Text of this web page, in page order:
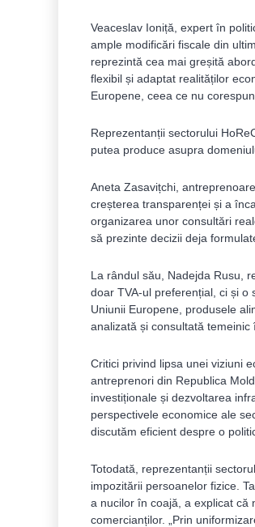
Veaceslav Ioniță, expert în
ample modificări fiscale din
reprezintă cea mai greșită
flexibil și adaptat realităților
Europene, ceea ce nu
Reprezentanții sectorului
putea produce asupra
Aneta Zasavițchi,
creșterea transparenței și a
organizarea unor consultări
să prezinte decizii deja
La rândul său, Nadejda Rusu,
doar TVA-ul preferențial, ci și o
Uniunii Europene, produsele
analizată și consultată
Critici privind lipsa unei viziuni
antreprenori din Republica
investiționale și dezvoltarea
perspectivele economice ale
discutăm eficient despre o
Totodată, reprezentanții
impozitării persoanelor fizice.
a nucilor în coajă, a explicat că
comercianților. „Prin